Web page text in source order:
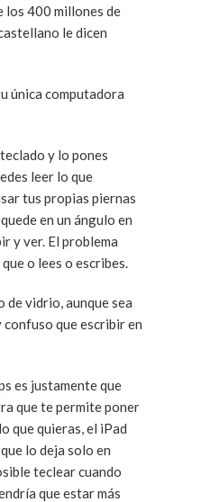
los 400 millones de
le dicen
única computadora
y lo pones
leer lo que
en un ángulo en
problema
o lees o escribes.
de vidrio, aunque sea
confuso que escribir en
es justamente que
que te permite poner
que quieras, el iPad
lo deja solo en
teclear cuando
que estar más